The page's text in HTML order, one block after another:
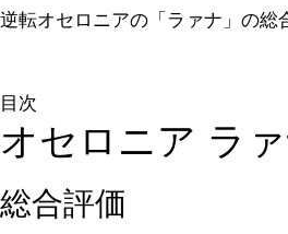
逆転オセロニアの「ラァナ」の
目次
オセロニア ラ
総合評価